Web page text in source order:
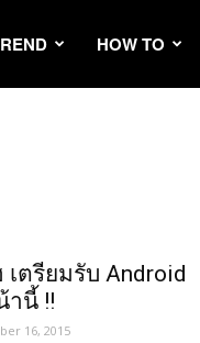
HOW TO
เตรียมรับ Android
านี้ !!
16, 2015